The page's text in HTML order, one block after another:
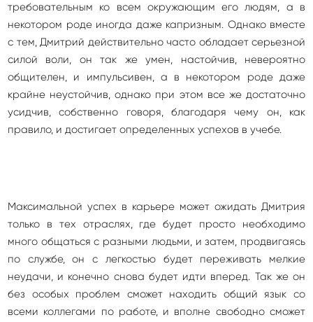
требовательным ко всем окружающим его людям, а в
некотором роде иногда даже капризным. Однако вместе
с тем, Дмитрий действительно часто обладает серьезной
силой воли, он так же умен, настойчив, невероятно
общителен, и импульсивен, а в некотором роде даже
крайне неустойчив, однако при этом все же достаточно
усидчив, собственно говоря, благодаря чему он, как
правило, и достигает определенных успехов в учебе.
Максимальной успех в карьере может ожидать Дмитрия
только в тех отраслях, где будет просто необходимо
много общаться с разными людьми, и затем, продвигаясь
по службе, он с легкостью будет переживать мелкие
неудачи, и конечно снова будет идти вперед. Так же он
без особых проблем сможет находить общий язык со
всеми коллегами по работе, и вполне свободно сможет